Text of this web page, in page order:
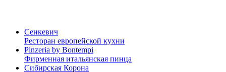
Сенкевич
Ресторан европейской кухни
Pinzeria by Bontempi
Фирменная итальянская пинца
Сибирская Корона